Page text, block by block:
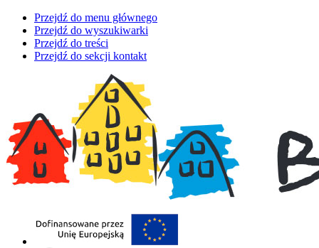
Przejdź do menu głównego
Przejdź do wyszukiwarki
Przejdź do treści
Przejdź do sekcji kontakt